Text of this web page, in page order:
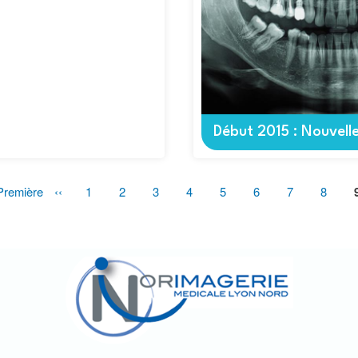
Début 2015 :
Page
‹‹ Page
1 Page
2 Page
3 Page
4 Page
5 Page
6 Page
7 Page
8